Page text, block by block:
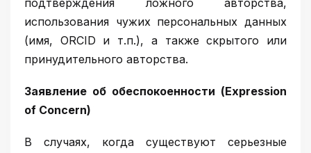
использования чужих персональных данных
(имя, ORCID и т.п.), а также скрытого или
принудительного авторства.
Заявление об обеспокоенности (Expression
of Concern)
В случаях, когда существуют серьезные